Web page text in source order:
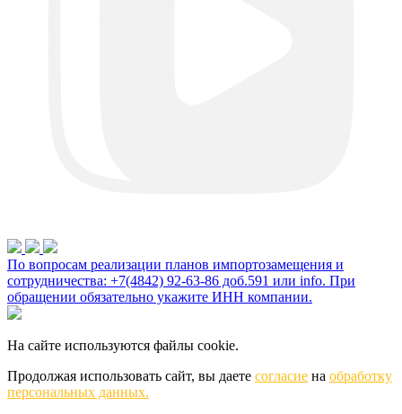
По вопросам реализации планов импортозамещения и
сотрудничества: +7(4842) 92-63-86 доб.591 или info. При
обращении обязательно укажите ИНН компании.
На сайте используются файлы cookie.
Продолжая использовать сайт, вы даете согласие на обработку
персональных данных.